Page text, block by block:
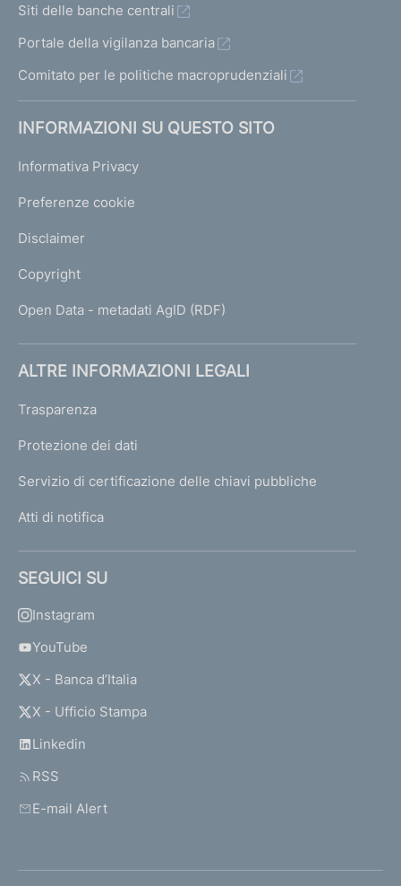
Siti delle banche centrali
Portale della vigilanza bancaria
Comitato per le politiche macroprudenziali
INFORMAZIONI SU QUESTO SITO
Informativa Privacy
Preferenze cookie
Disclaimer
Copyright
Open Data - metadati AgID (RDF)
ALTRE INFORMAZIONI LEGALI
Trasparenza
Protezione dei dati
Servizio di certificazione delle chiavi pubbliche
Atti di notifica
SEGUICI SU
Instagram
YouTube
X - Banca d’Italia
X - Ufficio Stampa
Linkedin
RSS
E-mail Alert